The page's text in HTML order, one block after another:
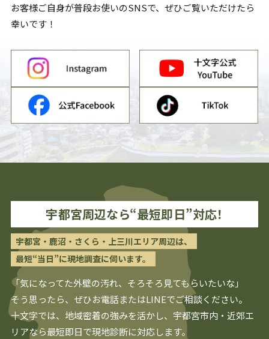
お客様ご自身が普段お使いのSNSで、ぜひご覧いただけたら
幸いです！
宇都宮周辺なら“最短即日”対応！
宇都宮・鹿沼・さくら・上三川エリア周辺は、
最短“当日”に現地調査に伺います。
「気になってた外壁の汚れ、そろそろ見てもらいたいな」
そう思ったら、ぜひお電話またはLINEでご相談ください。
十文字では、地域密着の強みを活かし、 宇都宮市内・近郊エ
リアなら最短即日で現地診断に対応します。